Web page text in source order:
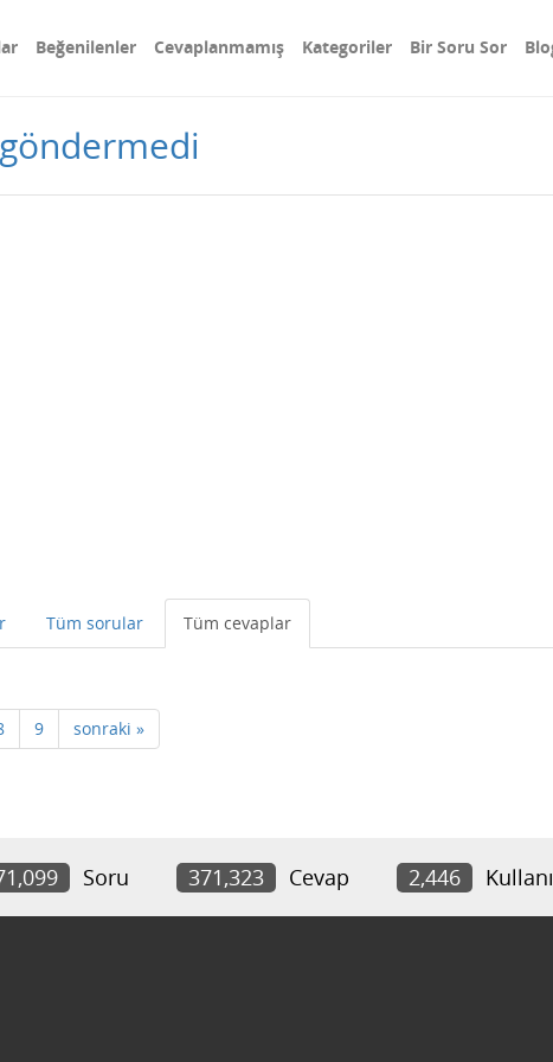
Beğenilenler Cevaplanmamış Kategoriler Bir Soru Sor
Tüm sorular Tüm cevaplar
9 sonraki »
Soru 371,323 Cevap 2,446